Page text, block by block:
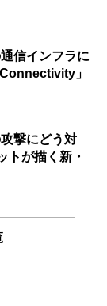
信インフラに
」
撃にどう対
が描く新・